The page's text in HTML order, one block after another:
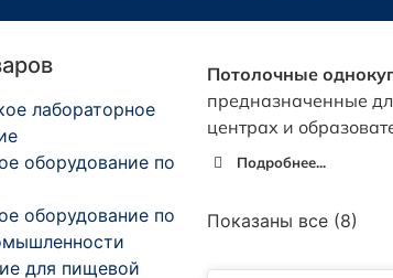
лабораторное
оборудование по
оборудование по
для пищевой
Потолочные
предназначенные
центрах и
Подробнее...
Показаны все (8)